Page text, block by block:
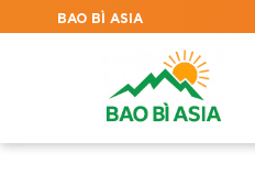
BAO BÌ ASIA